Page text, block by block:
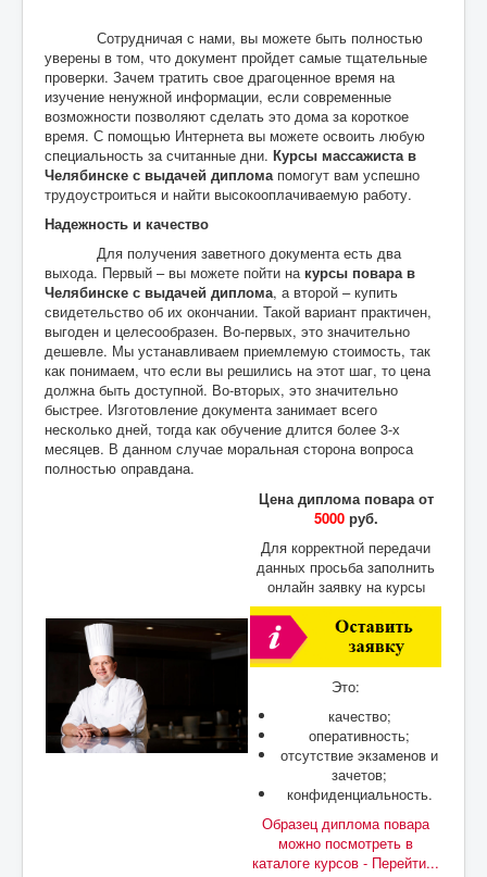
Сотрудничая с нами, вы можете быть полностью
уверены в том, что документ пройдет самые тщательные
проверки. Зачем тратить свое драгоценное время на
изучение ненужной информации, если современные
возможности позволяют сделать это дома за короткое
время. С помощью Интернета вы можете освоить любую
специальность за считанные дни. Курсы массажиста в
Челябинске с выдачей дипломапомогут вам успешно
трудоустроиться и найти высокооплачиваемую работу.
Надежность и качество
Для получения заветного документа есть два
выхода. Первый – вы можете пойти на курсы повара в
Челябинске с выдачей диплома, а второй – купить
свидетельство об их окончании. Такой вариант практичен,
выгоден и целесообразен. Во-первых, это значительно
дешевле. Мы устанавливаем приемлемую стоимость, так
как понимаем, что если вы решились на этот шаг, то цена
должна быть доступной. Во-вторых, это значительно
быстрее. Изготовление документа занимает всего
несколько дней, тогда как обучение длится более 3-х
месяцев. В данном случае моральная сторона вопроса
полностью оправдана.
Цена диплома повара от
5000руб.
Для корректной передачи
данных просьба заполнить
онлайн заявку на курсы
Это:
качество;
оперативность;
отсутствие экзаменов и
зачетов;
конфиденциальность.
Образец диплома повара
можно посмотреть в
каталоге курсов - Перейти...